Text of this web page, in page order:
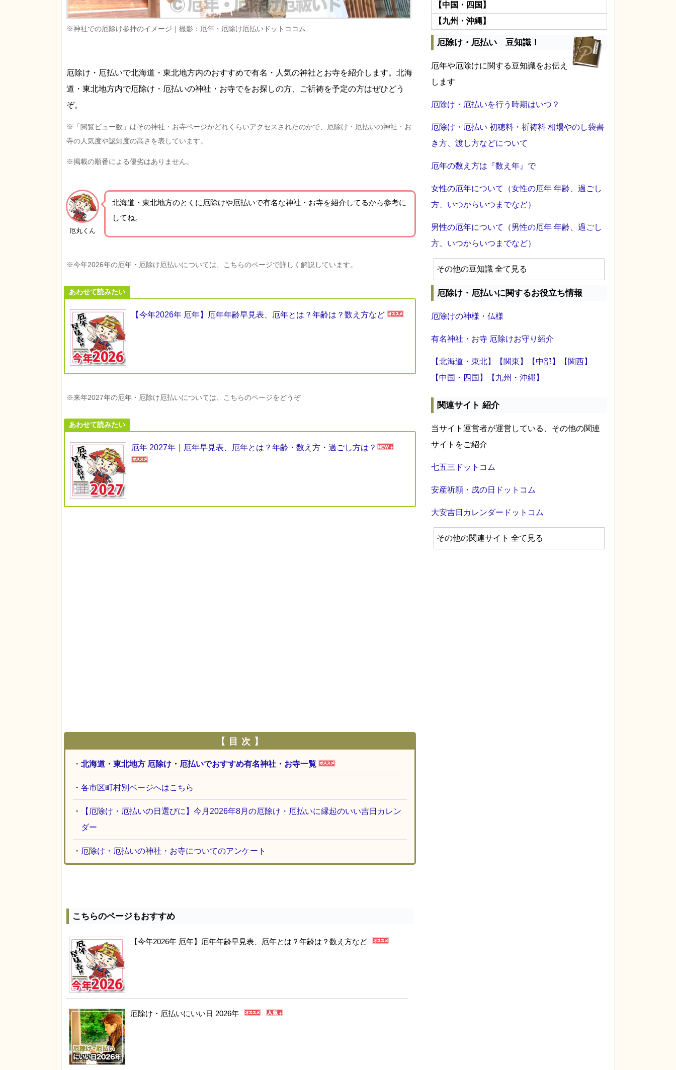
※神社での厄除け参拝のイメージ｜撮影：厄年・厄除け厄払いドットココム
厄除け・厄払いで北海道・東北地方内のおすすめで有名・人気の神社とお寺を紹介します。北海
道・東北地方内で厄除け・厄払いの神社・お寺でをお探しの方、ご祈祷を予定の方はぜひどう
ぞ。
※「閲覧ビュー数」はその神社・お寺ページがどれくらいアクセスされたのかで、厄除け・厄払いの神社・お
寺の人気度や認知度の高さを表しています。
※掲載の順番による優劣はありません。
厄丸くん
北海道・東北地方のとくに厄除けや厄払いで有名な神社・お寺を紹介 してるから参考に
してね。
※今年2026年の厄年・厄除け厄払いについては、こちらのページで詳しく解説しています。
あわせて読みたい
【今年2026年 厄年】厄年年齢早見表、厄年とは？年齢は？数え方など
※来年2027年の厄年・厄除け厄払いについては、こちらのページをどうぞ
あわせて読みたい
厄年 2027年｜厄年早見表、厄年とは？年齢・数え方・過ごし方は？
【 目 次 】
・ 北海道・東北地方 厄除け・厄払いでおすすめ有名神社・お寺一覧
・ 各市区町村別ページへはこちら
・
【厄除け・厄払いの日選びに】今月2026年8月の厄除け・厄払いに縁起のいい吉日カレン
ダー
・ 厄除け・厄払いの神社・お寺についてのアンケート
こちらのページもおすすめ
【今年2026年 厄年】厄年年齢早見表、厄年とは？年齢は？数え方など
厄除け・厄払いにいい日 2026年
【中国・四国】
【九州・沖縄】
厄除け・厄払い 豆知識！
厄年や厄除けに関する豆知識をお伝え
します
厄除け・厄払いを行う時期はいつ？
厄除け・厄払い 初穂料・祈祷料 相場やのし袋書
き方、渡し方などについて
厄年の数え方は『数え年』で
女性の厄年について（女性の厄年 年齢、過ごし
方、いつからいつまでなど）
男性の厄年について（男性の厄年 年齢、過ごし
方、いつからいつまでなど）
その他の豆知識 全て見る
厄除け・厄払いに関するお役立ち情報
厄除けの神様・仏様
有名神社・お寺 厄除けお守り紹介
【北海道・東北】 【関東】 【中部】
【関西】
【中国・四国】
【九州・沖縄】
関連サイト 紹介
当サイト運営者が運営している、その他の関連
サイトをご紹介
七五三ドットコム
安産祈願・戌の日ドットコム
大安吉日カレンダードットコム
その他の関連サイト 全て見る